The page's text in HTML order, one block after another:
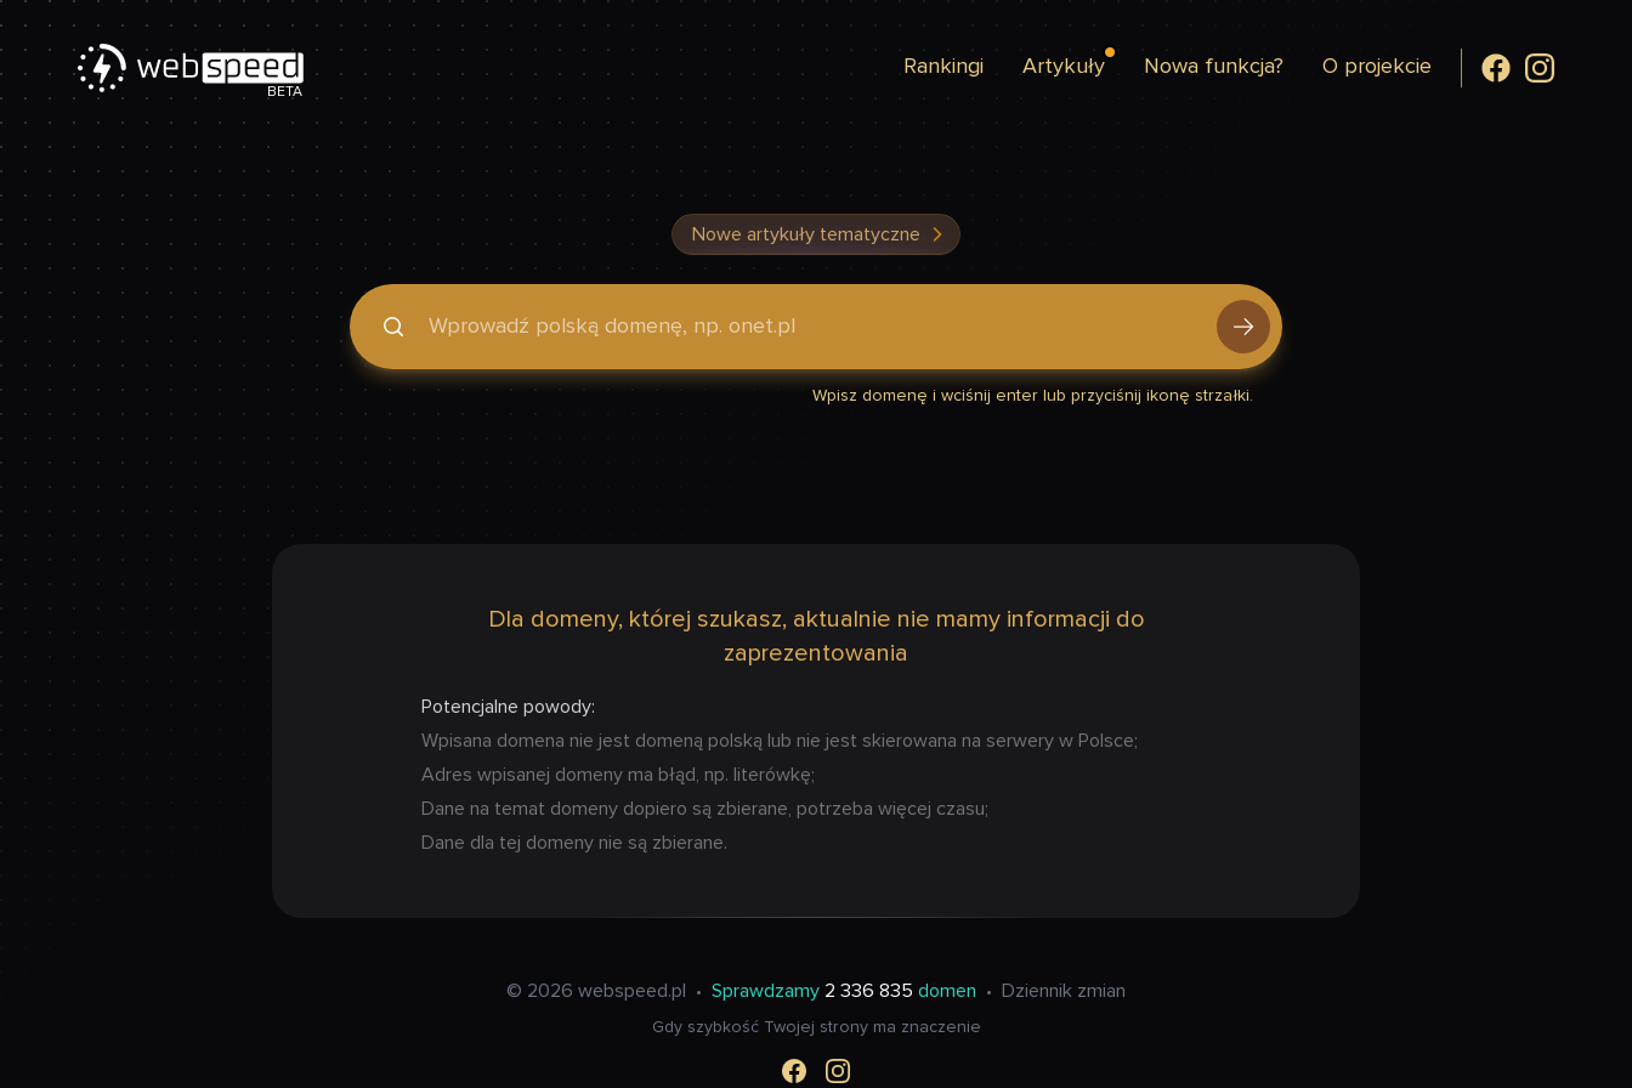
BETA
Rankingi Artykuły Nowa funkcja? O projekcie
Nowe artykuły tematyczne
Podaj domenę, by sprawdzić, czy Twoja strona jest szybka
Wpisz domenę i wciśnij enter lub przyciśnij ikonę strzałki.
Dla domeny, której szukasz, aktualnie nie mamy informacji do
zaprezentowania
Potencjalne powody:
Wpisana domena nie jest domeną polską lub nie jest skierowana na serwery w Polsce;
Adres wpisanej domeny ma błąd, np. literówkę;
Dane na temat domeny dopiero są zbierane, potrzeba więcej czasu;
Dane dla tej domeny nie są zbierane.
© 2026 webspeed.pl • Sprawdzamy 2 336 835 domen • Dziennik zmian
Gdy szybkość Twojej strony ma znaczenie